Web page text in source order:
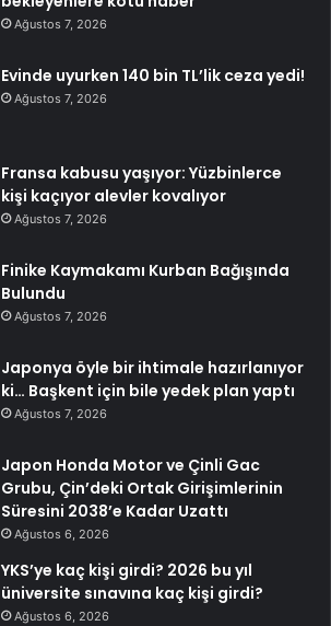
Ağustos 7, 2026
Evinde uyurken 140 bin TL’lik ceza yedi!
Ağustos 7, 2026
Fransa kabusu yaşıyor: Yüzbinlerce
kişi kaçıyor alevler kovalıyor
Ağustos 7, 2026
Finike Kaymakamı Kurban Bağışında
Bulundu
Ağustos 7, 2026
Japonya öyle bir ihtimale hazırlanıyor
ki… Başkent için bile yedek plan yaptı
Ağustos 7, 2026
Japon Honda Motor ve Çinli Gac
Grubu, Çin’deki Ortak Girişimlerinin
Süresini 2038’e Kadar Uzattı
Ağustos 6, 2026
YKS’ye kaç kişi girdi? 2026 bu yıl
üniversite sınavına kaç kişi girdi?
Ağustos 6, 2026